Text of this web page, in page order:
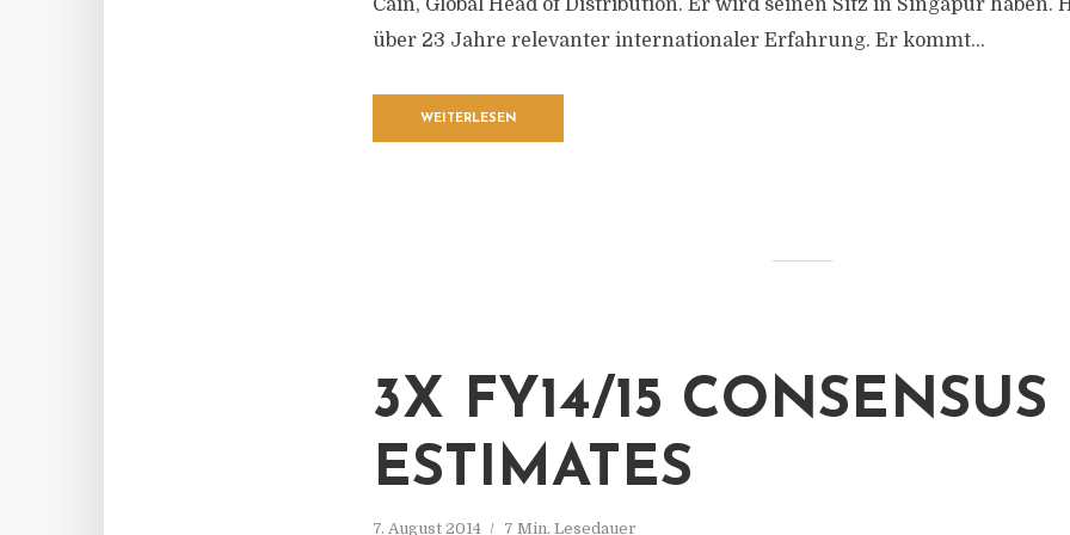
Cain, Global Head of Distribution. Er wird seinen Sitz in Singapur haben.
über 23 Jahre relevanter internationaler Erfahrung. Er kommt...
WEITERLESEN
3X FY14/15 CONSENSUS
ESTIMATES
7. August 2014 7 Min. Lesedauer